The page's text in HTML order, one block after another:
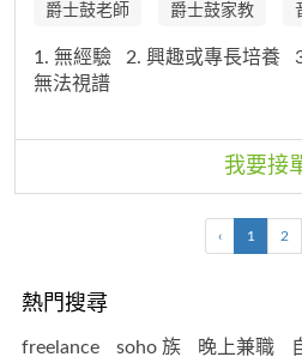
爵士鼓老師 爵士鼓家教
1. 無經驗 2. 興趣或專長培養
無法視譜
我要接
‹ 1 2
熱門搜尋
freelance soho 族 晚上兼職